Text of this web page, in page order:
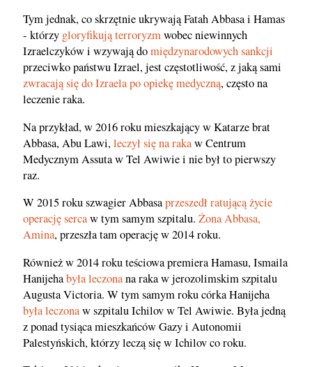
Tym jednak, co skrzętnie ukrywają Fatah Abbasa i Hamas
- którzy gloryfikują terroryzmwobec niewinnych
Izraelczyków i wzywają domiędzynarodowych sankcji
przeciwko państwu Izrael, jest częstotliwość, z jaką sami
zwracają się do Izraela po opiekę medyczną, często na
leczenie raka.
Na przykład, w 2016 roku mieszkający w Katarze brat
Abbasa, Abu Lawi,leczył się na rakaw Centrum
Medycznym Assuta w Tel Awiwie i nie był to pierwszy
raz.
W 2015 roku szwagier Abbasaprzeszedł ratującą życie
operację sercaw tym samym szpitalu. Żona Abbasa,
Amina, przeszła tam operację w 2014 roku.
Również w 2014 roku teściowa premiera Hamasu, Ismaila
Hanijehabyła leczonana raka w jerozolimskim szpitalu
Augusta Victoria. W tym samym roku córka Hanijeha
była leczonaw szpitalu Ichilov w Tel Awiwie. Była jedną
z ponad tysiąca mieszkańców Gazy i Autonomii
Palestyńskich, którzy leczą się w Ichilov co roku.